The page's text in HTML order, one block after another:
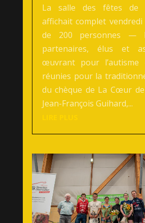
La salle des fêtes de
affichait complet
de 200 personnes —
partenaires, élus et
œuvrant pour
réunies pour la
du chèque de La Cœur
Jean-François Guihard,...